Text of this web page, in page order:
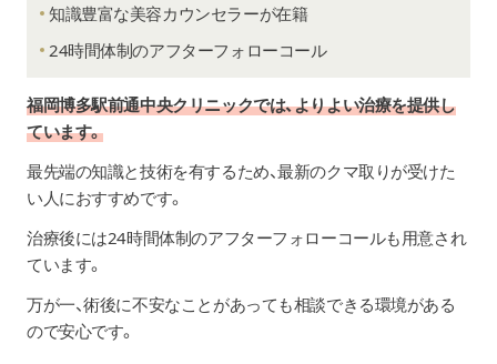
知識豊富な美容カウンセラーが在籍
24時間体制のアフターフォローコール
福岡博多駅前通中央クリニックでは、よりよい治療を提供し
ています。
最先端の知識と技術を有するため、最新のクマ取りが受けた
い人におすすめです。
治療後には24時間体制のアフターフォローコールも用意され
ています。
万が一、術後に不安なことがあっても相談できる環境がある
ので安心です。